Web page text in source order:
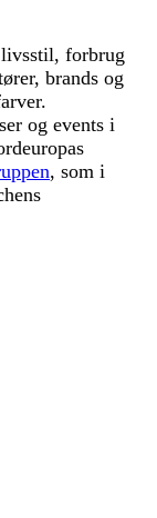
forbrug
brands og
og events i
, som i